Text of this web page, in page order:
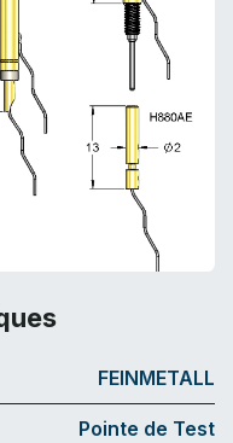
FEINMETALL
Pointe de Test